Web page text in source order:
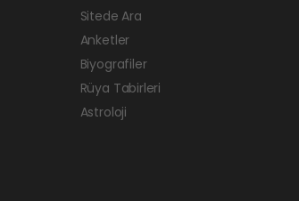
Sitede Ara
Anketler
Biyografiler
Rüya Tabirleri
Astroloji